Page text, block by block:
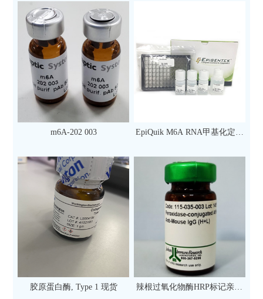
m6A-202 003
EpiQuik M6A RNA甲基化定量
次）
胶原蛋白酶, Type 1 现货
辣根过氧化物酶HRP标记亲和